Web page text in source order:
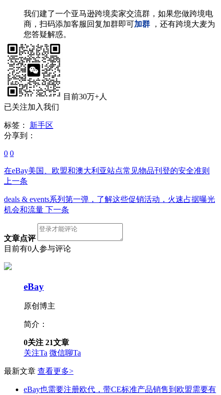
我们建了一个亚马逊跨境卖家交流群，如果您做跨境电
商，扫码添加客服回复加群即可加群
，还有跨境大麦为
您答疑解惑。
目前30万+人
已关注加入我们
标签：
新手区
分享到：
0 0
在eBay美国、欧盟和澳大利亚站点常见物品刊登的安全准则
上一条
deals & events系列第一弹，了解这些促销活动，火速占据曝光
机会和流量 下一条
文章点评
目前有0人参与评论
eBay
原创博主
简介：
0关注 21文章
关注Ta 微信聊Ta
最新文章 查看更多>
eBay也需要注册欧代，带CE标准产品销售到欧盟需要有